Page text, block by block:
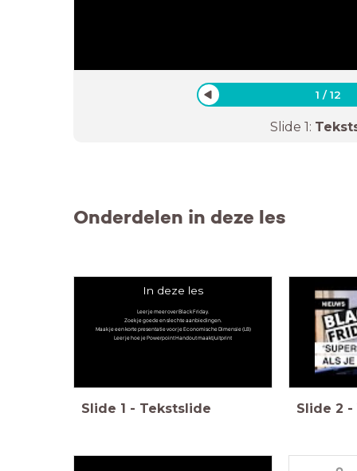
1 /12
Slide 1:
Onderdelen in deze les
In deze les
Leer je meer over Black Friday.
Zoek je goede en slechte aanbiedingen.
Maak je een korte presentatie voor je Economische Dimensie (LB)
Leer je hoe je Powerpoint Handout maakt/uitprint
Slide 1 - Tekstslide Slide 2 -